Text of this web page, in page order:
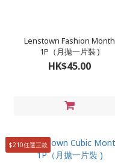
Lenstown Fashion Month
1P（月拋一片裝 )
HK$45.00
$210任選三款